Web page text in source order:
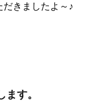
だきましたよ～♪
す。